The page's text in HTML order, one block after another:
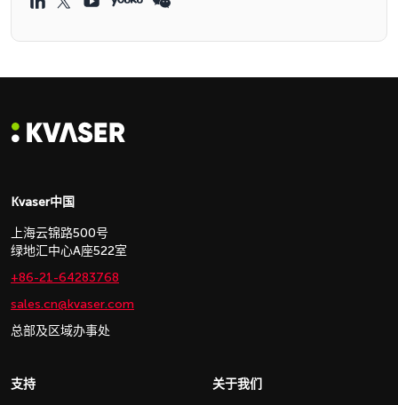
Kvaser中国
上海云锦路500号
绿地汇中心A座522室
+86-21-64283768
sales.cn@kvaser.com
总部及区域办事处
支持 关于我们